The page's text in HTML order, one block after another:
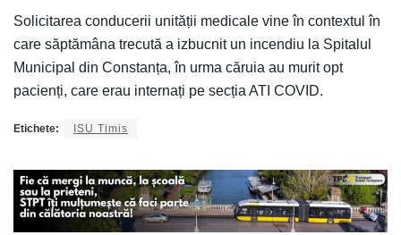
Solicitarea conducerii unității medicale vine în contextul în
care săptămâna trecută a izbucnit un incendiu la Spitalul
Municipal din Constanța, în urma căruia au murit opt
pacienți, care erau internați pe secția ATI COVID.
Etichete: ISU Timis